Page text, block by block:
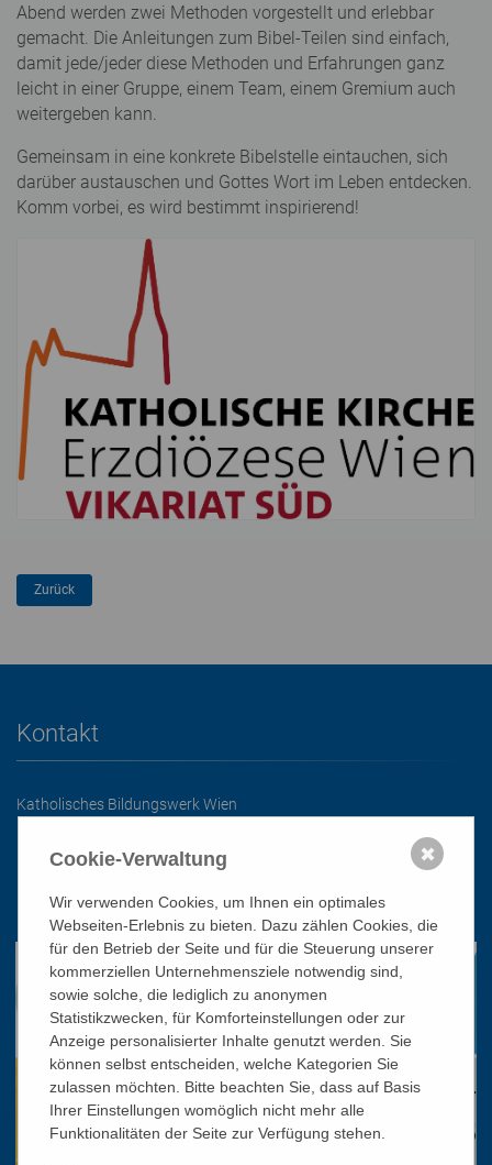
Abend werden zwei Methoden vorgestellt und erlebbar
gemacht. Die Anleitungen zum Bibel-Teilen sind einfach,
damit jede/jeder diese Methoden und Erfahrungen ganz
leicht in einer Gruppe, einem Team, einem Gremium auch
weitergeben kann.
Gemeinsam in eine konkrete Bibelstelle eintauchen, sich
darüber austauschen und Gottes Wort im Leben entdecken.
Komm vorbei, es wird bestimmt inspirierend!
Kontakt
Katholisches Bildungswerk Wien
office@bildungswerk.at
Cookie-Verwaltung
Wir verwenden Cookies, um Ihnen ein optimales
Webseiten-Erlebnis zu bieten. Dazu zählen Cookies, die
für den Betrieb der Seite und für die Steuerung unserer
kommerziellen Unternehmensziele notwendig sind,
sowie solche, die lediglich zu anonymen
Statistikzwecken, für Komforteinstellungen oder zur
Anzeige personalisierter Inhalte genutzt werden. Sie
können selbst entscheiden, welche Kategorien Sie
zulassen möchten. Bitte beachten Sie, dass auf Basis
Ihrer Einstellungen womöglich nicht mehr alle
Funktionalitäten der Seite zur Verfügung stehen.
✖